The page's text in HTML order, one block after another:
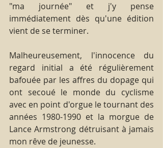
"ma journée" et j'y pense
immédiatement dès qu'une édition
vient de se terminer.
Malheureusement, l'innocence du
regard initial a été régulièrement
bafouée par les affres du dopage qui
ont secoué le monde du cyclisme
avec en point d'orgue le tournant des
années 1980-1990 et la morgue de
Lance Armstrong détruisant à jamais
mon rêve de jeunesse.